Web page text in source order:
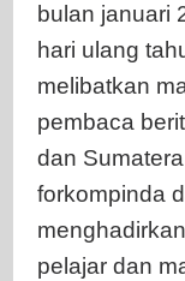
bulan januari
hari ulang
melibatkan
pembaca
dan
forkompinda
pelajar dan